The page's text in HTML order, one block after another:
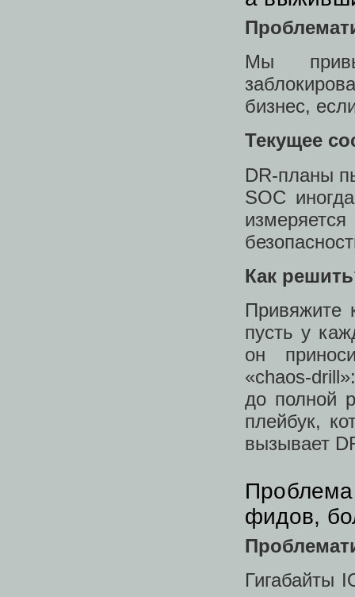
Мы
бизнес,
Текущее
DR‑планы
SOC
Как
Привяжите
пусть у
он
до полной
плейбук,
вызывает
фидов,
Гигабайты